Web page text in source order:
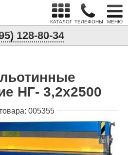
КАТАЛОГ ТЕЛЕФОНЫ МЕНЮ
128-80-34
НГ- 3,2x2500
005355